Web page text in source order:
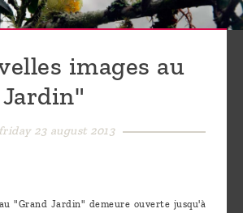
images au
23 august 2013
"Grand Jardin" demeure ouverte jusqu'à